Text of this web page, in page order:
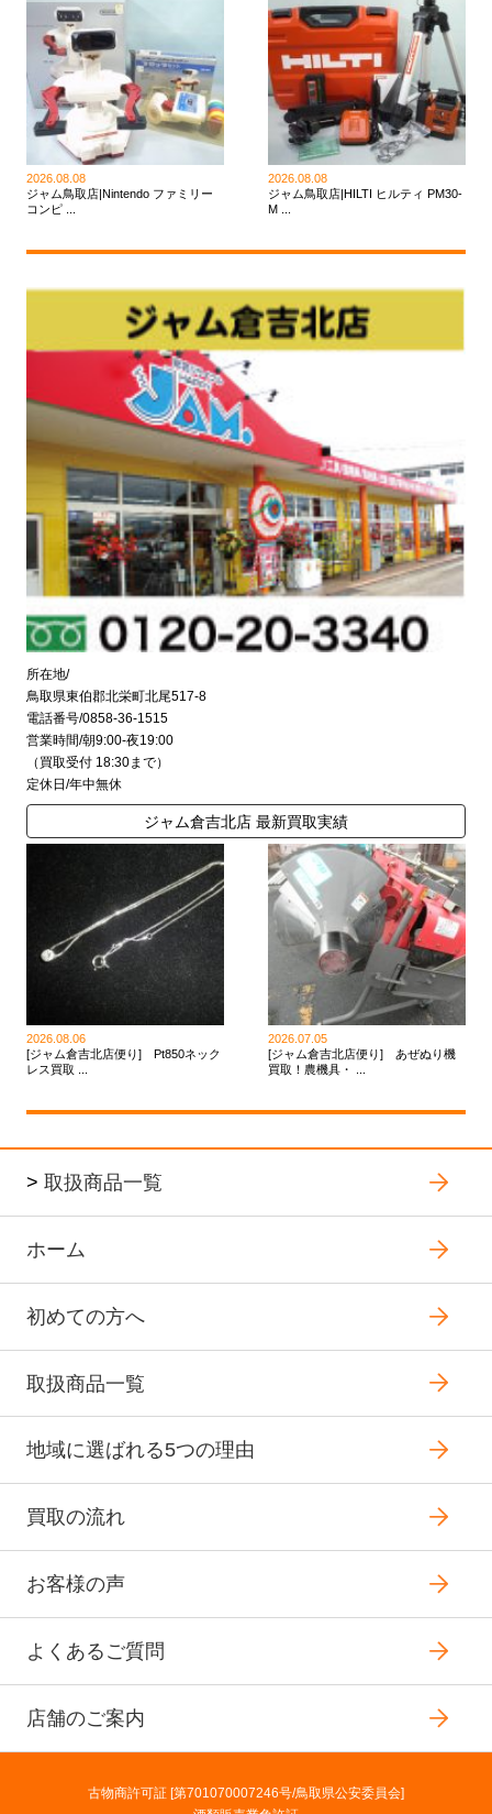
2026.08.08
ジャム鳥取店|Nintendo ファミリー
コンピ ...
2026.08.08
ジャム鳥取店|HILTI ヒルティ PM30-
M ...
所在地/
鳥取県東伯郡北栄町北尾517-8
電話番号/0858-36-1515
営業時間/朝9:00-夜19:00
（買取受付 18:30まで）
定休日/年中無休
ジャム倉吉北店 最新買取実績
2026.08.06
[ジャム倉吉北店便り] Pt850ネック
レス買取 ...
2026.07.05
[ジャム倉吉北店便り] あぜぬり機
買取！農機具・ ...
> 取扱商品一覧
ホーム
初めての方へ
取扱商品一覧
地域に選ばれる5つの理由
買取の流れ
お客様の声
よくあるご質問
店舗のご案内
古物商許可証 [第701070007246号/鳥取県公安委員会]